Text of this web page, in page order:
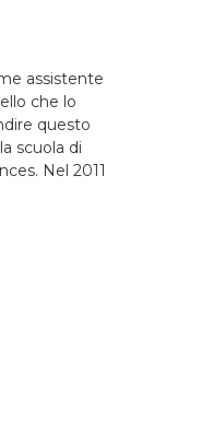
assistente
che lo
questo
scuola di
Nel 2011